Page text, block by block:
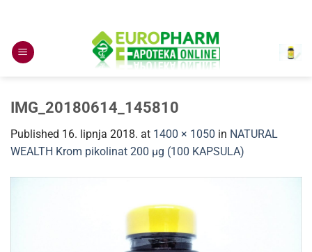
content
IMG_20180614_145810
Published 16. lipnja 2018. at 1400 × 1050 in NATURAL
WEALTH Krom pikolinat 200 μg (100 KAPSULA)